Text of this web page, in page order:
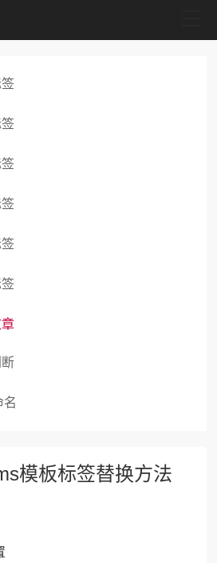
名
模板标签替换方法